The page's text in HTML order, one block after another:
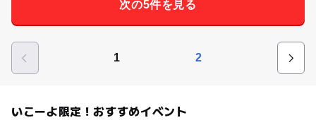
次の5件を見る
1 2
いこーよ限定！おすすめイベント